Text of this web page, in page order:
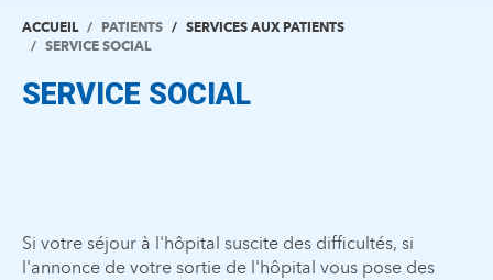
EN
ACCUEIL PATIENTS
SERVICES AUX PATIENTS
SERVICE SOCIAL
SERVICE SOCIAL
Si votre séjour à l'hôpital suscite des difficultés, si
l'annonce de votre sortie de l'hôpital vous pose des